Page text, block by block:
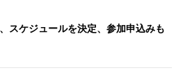
スケジュールを決定、参加申込みも